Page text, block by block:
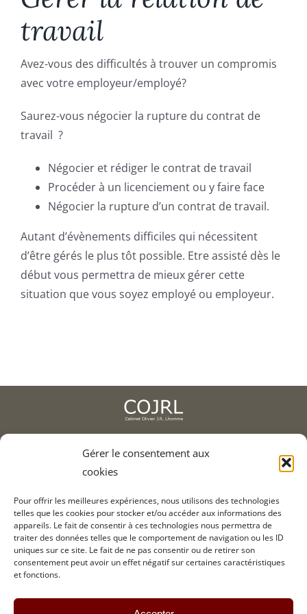
Gérer le consentement aux
cookies
Pour offrir les meilleures expériences, nous utilisons des technologies
telles que les cookies pour stocker et/ou accéder aux informations des
appareils. Le fait de consentir à ces technologies nous permettra de
traiter des données telles que le comportement de navigation ou les ID
uniques sur ce site. Le fait de ne pas consentir ou de retirer son
consentement peut avoir un effet négatif sur certaines caractéristiques
et fonctions.
Fonds de commerce
Succession
Le cabinet, l’équipe
Domaine d’intervention
Honoraires
travail
Avez-vous des difficultés à trouver un compromis
avec votre employeur/employé?
Saurez-vous négocier la rupture du contrat de
travail ?
Négocier et rédiger le contrat de travail
Procéder à un licenciement ou y faire face
Négocier la rupture d’un contrat de travail.
Autant d’évènements difficiles qui nécessitent
d’être gérés le plus tôt possible. Etre assisté dès le
début vous permettra de mieux gérer cette
situation que vous soyez employé ou employeur.
2, av. de l'Europe, 78400 Chatou
Informations légales
Crédits
Contact